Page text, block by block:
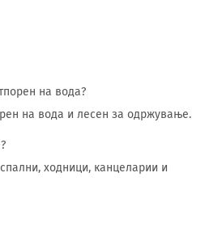
на вода?
на вода и лесен за одржување.
ходници, канцеларии и